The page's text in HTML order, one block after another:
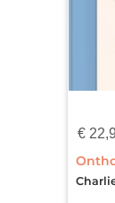
€